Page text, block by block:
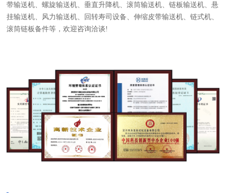
带输送机、螺旋输送机、垂直升降机、滚筒输送机、链板输送机、悬
挂输送机、风力输送机、回转寿司设备、伸缩皮带输送机、链式机、
滚筒链板备件等，欢迎咨询洽谈!